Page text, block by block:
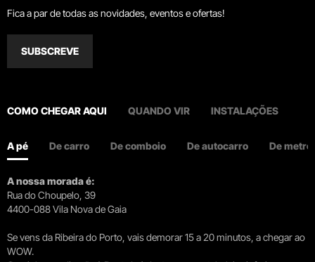
Fica a par de todas as novidades, eventos e ofertas!
SUBSCREVE
COMO CHEGAR AQUI QUANDO VIR INSTALAÇÕES
A pé De carro De comboio De autocarro De metro
A nossa morada é:
Rua do Choupelo, 39
4400-088 Vila Nova de Gaia
Se vens da Ribeira do Porto, vais demorar 15 a 20 minutos, a chegar ao
WOW.